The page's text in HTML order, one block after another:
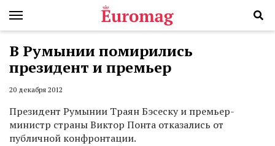
В Румынии помирились
президент и премьер
20 декабря 2012
Президент Румынии Траян Бэсеску и премьер-
министр страны Виктор Понта отказались от
публичной конфронтации.